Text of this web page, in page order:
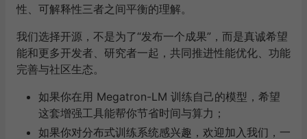
性、可解释性三者之间平衡的理解。
我们选择开源，不是为了“发布一个成果”，而是真诚希望
能和更多开发者、研究者一起，共同推进性能优化、功能
完善与社区生态。
如果你在用 Megatron-LM 训练自己的模型，希望
这套增强工具能帮你节省时间与算力；
如果你对分布式训练系统感兴趣，欢迎加入我们，一